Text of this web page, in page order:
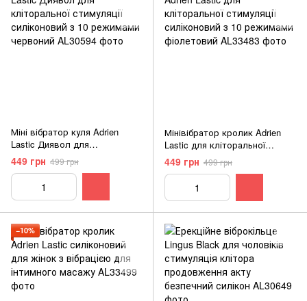
Міні вібратор куля Adrien
Lastic Диявол для
кліторальної стимуляції
силіконовий з 10 режимами
червоний
449 грн 499 грн
Мінівібратор кролик Adrien
Lastic для кліторальної
стимуляції силіконовий з 10
режимами фіолетовий
449 грн 499 грн
−10%